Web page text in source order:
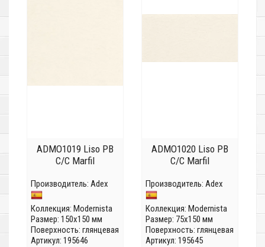
ADMO1019 Liso PB
C/C Marfil
Производитель: Adex
Коллекция: Modernista
Размер: 150x150 мм
Поверхность: глянцевая
Артикул: 195646
ADMO1020 Liso PB
C/C Marfil
Производитель: Adex
Коллекция: Modernista
Размер: 75x150 мм
Поверхность: глянцевая
Артикул: 195645